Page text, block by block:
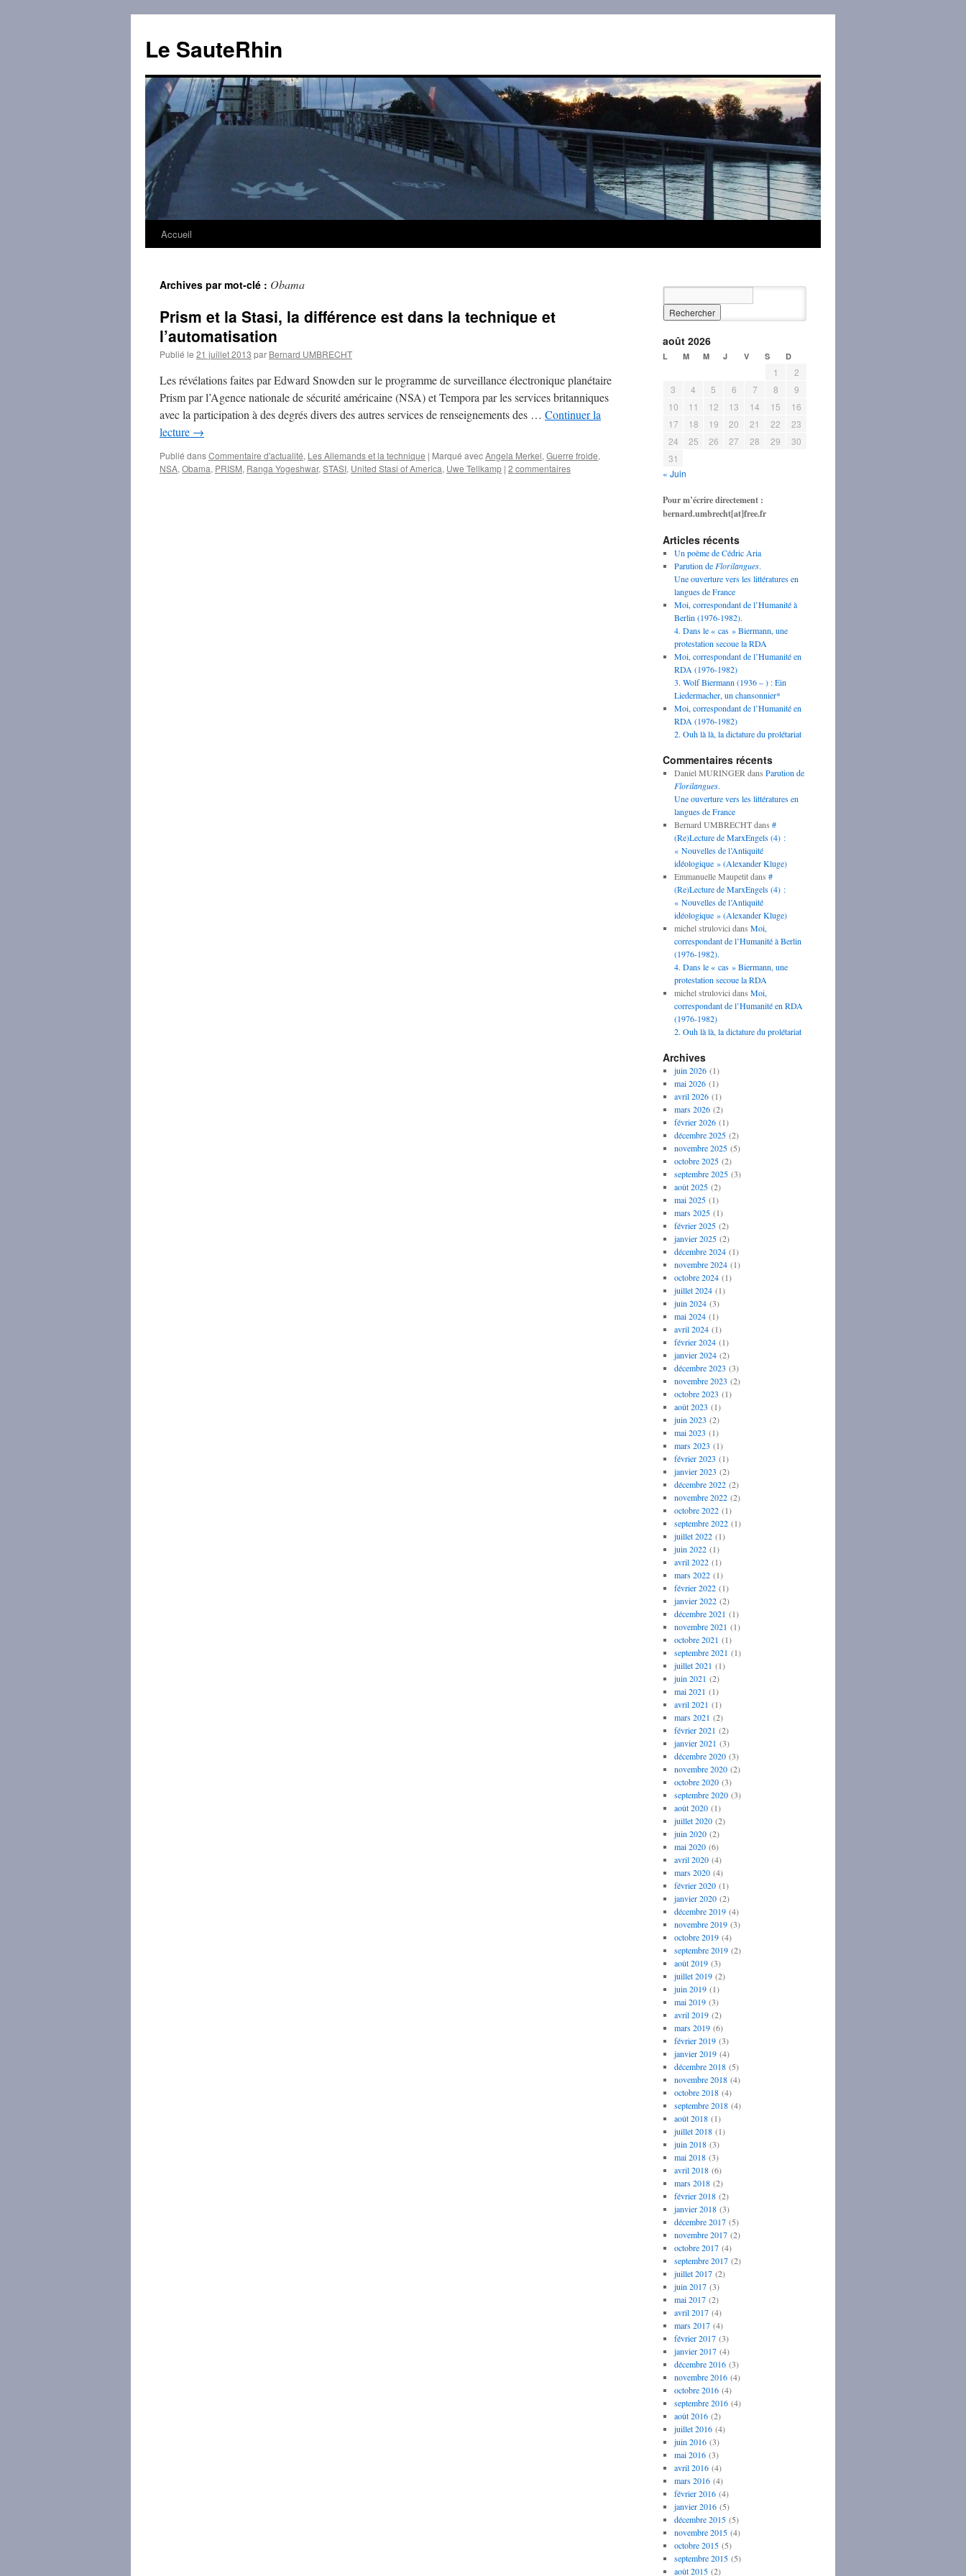
contenu
Le SauteRhin
Accueil
Archives par mot-clé : Obama
Prism et la Stasi, la différence est dans la technique et
l’automatisation
Publié le 21 juillet 2013 par Bernard UMBRECHT
Les révélations faites par Edward Snowden sur le programme de surveillance électronique planétaire
Prism par l’Agence nationale de sécurité américaine (NSA) et Tempora par les services britanniques
avec la participation à des degrés divers des autres services de renseignements des … Continuer la
lecture →
Publié dansCommentaire d'actualité, Les Allemands et la technique | Marqué avecAngela Merkel, Guerre froide,
NSA, Obama, PRISM, Ranga Yogeshwar, STASI, United Stasi of America, Uwe Tellkamp | 2 commentaires
août 2026
L M M J V S D
1
2
3
4 5 6 7 8
9
10
11 12 13 14 15
16
17
18 19 20 21 22
23
24
25 26 27 28 29
30
31
« Juin
Pour m’écrire directement :
bernard.umbrecht[at]free.fr
Articles récents
Un poème de Cédric Aria
Parution de Florilangues.
Une ouverture vers les littératures en
langues de France
Moi, correspondant de l’Humanité à
Berlin (1976-1982).
4. Dans le « cas » Biermann, une
protestation secoue la RDA
Moi, correspondant de l’Humanité en
RDA (1976-1982)
3. Wolf Biermann (1936 – ) : Ein
Liedermacher, un chansonnier*
Moi, correspondant de l’Humanité en
RDA (1976-1982)
2. Ouh là là, la dictature du prolétariat
Commentaires récents
Daniel MURINGER dans Parution de
Florilangues.
Une ouverture vers les littératures en
langues de France
Bernard UMBRECHTdans #
(Re)Lecture de MarxEngels (4) :
« Nouvelles de l’Antiquité
idéologique » (Alexander Kluge)
Emmanuelle Maupetitdans #
(Re)Lecture de MarxEngels (4) :
« Nouvelles de l’Antiquité
idéologique » (Alexander Kluge)
michel strulovici dans Moi,
correspondant de l’Humanité à Berlin
(1976-1982).
4. Dans le « cas » Biermann, une
protestation secoue la RDA
michel strulovici dans Moi,
correspondant de l’Humanité en RDA
(1976-1982)
2. Ouh là là, la dictature du prolétariat
Archives
juin 2026(1)
mai 2026(1)
avril 2026(1)
mars 2026(2)
février 2026(1)
décembre 2025(2)
novembre 2025(5)
octobre 2025(2)
septembre 2025(3)
août 2025(2)
mai 2025(1)
mars 2025(1)
février 2025(2)
janvier 2025(2)
décembre 2024(1)
novembre 2024(1)
octobre 2024(1)
juillet 2024(1)
juin 2024(3)
mai 2024(1)
avril 2024(1)
février 2024(1)
janvier 2024(2)
décembre 2023 (3)
novembre 2023 (2)
octobre 2023 (1)
août 2023 (1)
juin 2023 (2)
mai 2023 (1)
mars 2023 (1)
février 2023 (1)
janvier 2023 (2)
décembre 2022(2)
novembre 2022(2)
octobre 2022(1)
septembre 2022(1)
juillet 2022(1)
juin 2022(1)
avril 2022(1)
mars 2022(1)
février 2022(1)
janvier 2022(2)
décembre 2021 (1)
novembre 2021 (1)
octobre 2021 (1)
septembre 2021 (1)
juillet 2021 (1)
juin 2021 (2)
mai 2021 (1)
avril 2021 (1)
mars 2021 (2)
février 2021 (2)
janvier 2021 (3)
décembre 2020(3)
novembre 2020(2)
octobre 2020(3)
septembre 2020(3)
août 2020(1)
juillet 2020(2)
juin 2020(2)
mai 2020(6)
avril 2020(4)
mars 2020(4)
février 2020(1)
janvier 2020(2)
décembre 2019(4)
novembre 2019(3)
octobre 2019(4)
septembre 2019(2)
août 2019(3)
juillet 2019(2)
juin 2019(1)
mai 2019(3)
avril 2019(2)
mars 2019(6)
février 2019(3)
janvier 2019(4)
décembre 2018(5)
novembre 2018(4)
octobre 2018(4)
septembre 2018(4)
août 2018(1)
juillet 2018(1)
juin 2018(3)
mai 2018(3)
avril 2018(6)
mars 2018(2)
février 2018(2)
janvier 2018(3)
décembre 2017(5)
novembre 2017(2)
octobre 2017(4)
septembre 2017(2)
juillet 2017(2)
juin 2017(3)
mai 2017(2)
avril 2017(4)
mars 2017(4)
février 2017(3)
janvier 2017(4)
décembre 2016(3)
novembre 2016(4)
octobre 2016(4)
septembre 2016(4)
août 2016(2)
juillet 2016(4)
juin 2016(3)
mai 2016(3)
avril 2016(4)
mars 2016(4)
février 2016(4)
janvier 2016(5)
décembre 2015(5)
novembre 2015(4)
octobre 2015(5)
septembre 2015(5)
août 2015(2)